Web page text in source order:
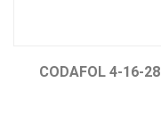
CODAFOL 4-16-28